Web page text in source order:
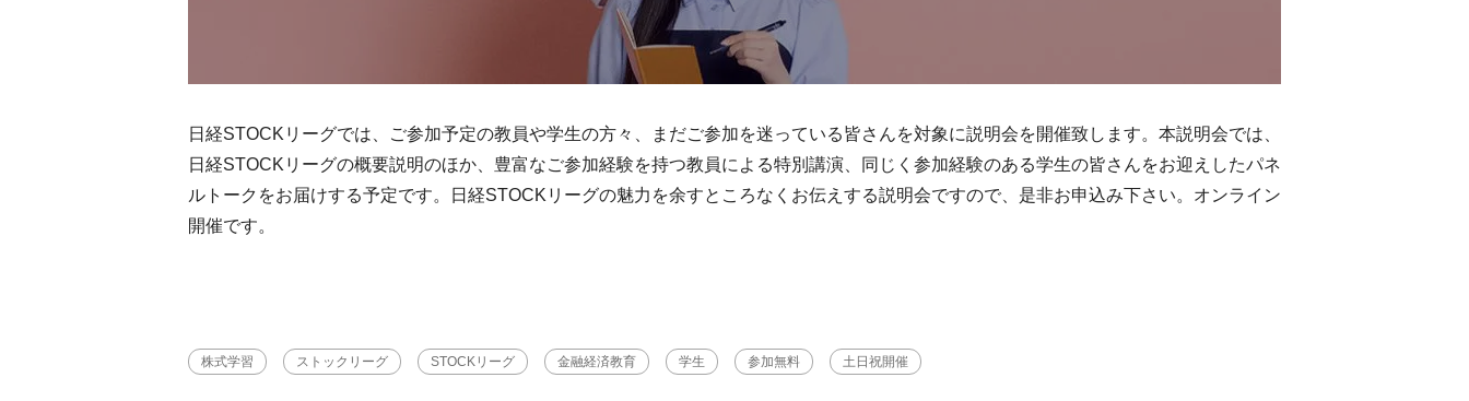
日経STOCKリーグでは、ご参加予定の教員や学生の方々、まだご参加を迷っている皆さんを対象に説明会を開催致します。本説明会では、
日経STOCKリーグの概要説明のほか、豊富なご参加経験を持つ教員による特別講演、同じく参加経験のある学生の皆さんをお迎えしたパネ
ルトークをお届けする予定です。日経STOCKリーグの魅力を余すところなくお伝えする説明会ですので、是非お申込み下さい。オンライン
開催です。
株式学習 ストックリーグ STOCKリーグ 金融経済教育 学生 参加無料 土日祝開催